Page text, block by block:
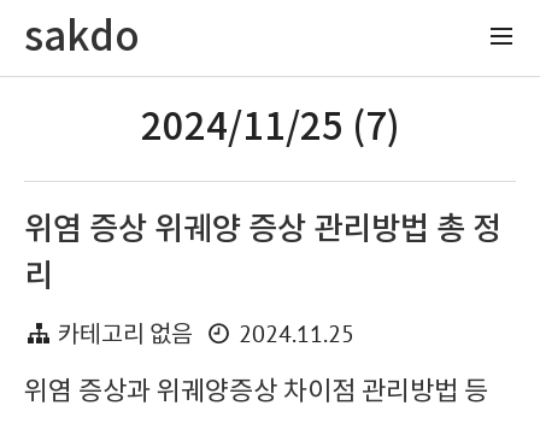
sakdo
2024/11/25 (7)
위염 증상 위궤양 증상 관리방법 총 정
리
카테고리 없음
2024.11.25
위염 증상과 위궤양증상 차이점 관리방법 등